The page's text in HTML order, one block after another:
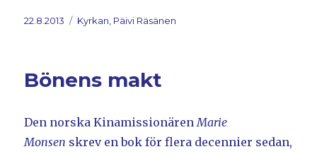
Postat
22.8.2013 Kategorier
Kyrkan, Päivi Räsänen
Bönens makt
Den norska KinamissionärenMarie
Monsen skrev en bok för flera decennier sedan,